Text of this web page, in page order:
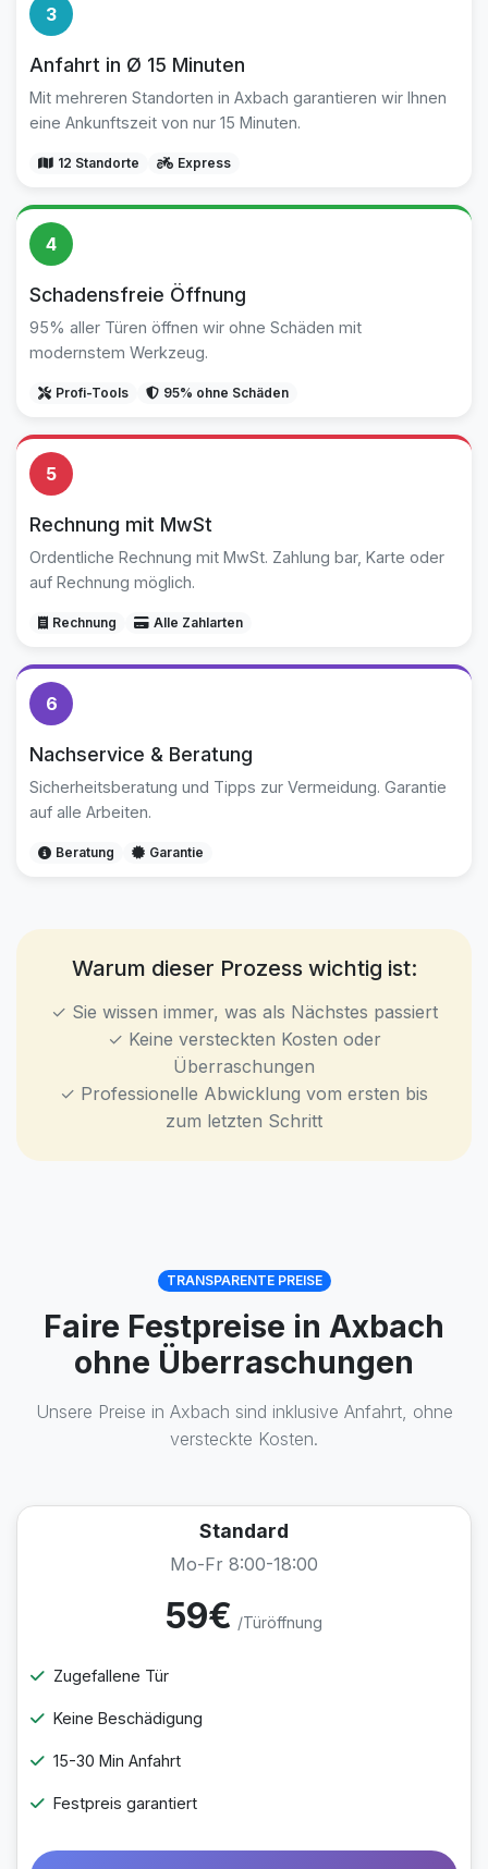
3
Anfahrt in Ø 15 Minuten
Mit mehreren Standorten in Axbach garantieren wir Ihnen
eine Ankunftszeit von nur 15 Minuten.
12 Standorte Express
4
Schadensfreie Öffnung
95% aller Türen öffnen wir ohne Schäden mit
modernstem Werkzeug.
Profi-Tools 95% ohne Schäden
5
Rechnung mit MwSt
Ordentliche Rechnung mit MwSt. Zahlung bar, Karte oder
auf Rechnung möglich.
Rechnung Alle Zahlarten
6
Nachservice & Beratung
Sicherheitsberatung und Tipps zur Vermeidung. Garantie
auf alle Arbeiten.
Beratung Garantie
Warum dieser Prozess wichtig ist:
✓ Sie wissen immer, was als Nächstes passiert
✓ Keine versteckten Kosten oder
Überraschungen
✓ Professionelle Abwicklung vom ersten bis
zum letzten Schritt
TRANSPARENTE PREISE
Faire Festpreise in Axbach
ohne Überraschungen
Unsere Preise in Axbach sind inklusive Anfahrt, ohne
versteckte Kosten.
Standard
Mo-Fr 8:00-18:00
59€ /Türöffnung
Zugefallene Tür
Keine Beschädigung
15-30 Min Anfahrt
Festpreis garantiert